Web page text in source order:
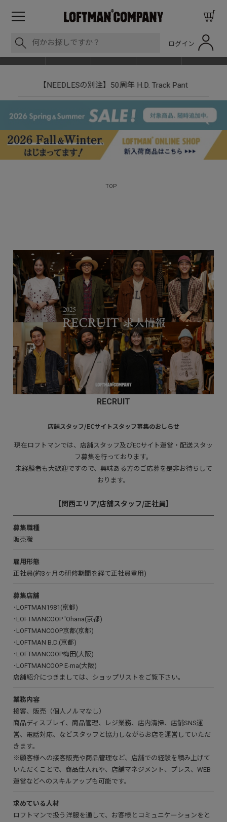
ログイン
【NEEDLESの別注】50周年 H.D. Track Pant
TOP
RECRUIT
店舗スタッフ/ECサイトスタッフ募集のおしらせ
現在ロフトマンでは、店舗スタッフ及びECサイト運営・配送スタッ
フ募集を行っております。
未経験者も大歓迎ですので、興味ある方のご応募を是非お待ちして
おります。
【関西エリア/店舗スタッフ/正社員】
募集職種
販売職
雇用形態
正社員(約3ヶ月の研修期間を経て正社員登用)
募集店舗
･ LOFTMAN1981(京都)
･ LOFTMANCOOP 'Ohana(京都)
･ LOFTMANCOOP京都(京都)
･ LOFTMAN B.D.(京都)
･ LOFTMANCOOP梅田(大阪)
･ LOFTMANCOOP E-ma(大阪)
店舗紹介につきましては、 ショップリスト をご覧下さい。
業務内容
接客、販売（個人ノルマなし）
商品ディスプレイ、商品管理、レジ業務、店内清掃、店舗SNS運
営、電話対応、などスタッフと協力しながらお店を運営していただ
きます。
※顧客様への接客販売や商品管理など、店舗での経験を積み上げて
いただくことで、商品仕入れや、店舗マネジメント、プレス、WEB
運営などへのスキルアップも可能です。
求めている人材
ロフトマンで扱う洋服を通して、お客様とコミュニケーションをと